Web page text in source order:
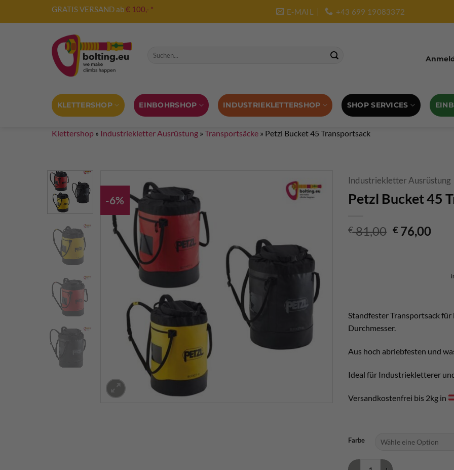
GRATIS VERSAND ab€ 100,- * E-MAIL +43 699 19083372
Suche nach:
KLETTERSHOP EINBOHRSHOP INDUSTRIEKLETTERSHOP SHOP SERVICES
Klettershop » Industriekletter Ausrüstung » Transportsäcke » Petzl Bucket 45 Transportsack
-6%
Industriekletter Ausrüstung
Petzl Bucket 45
€81,00 € 76,00
Standfester Transportsack
Durchmesser.
Aus hoch abriebfesten und
Ideal für Industriekletterer
Versandkostenfrei bis 2kg in
Farbe
Petzl Bucket 45 Transportsack